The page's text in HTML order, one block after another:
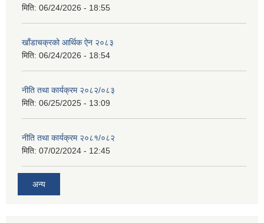
मिति: 06/24/2026 - 18:55
खाँडाचक्रको आर्थिक ऐन २०८३
मिति: 06/24/2026 - 18:54
नीति तथा कार्यक्रम २०८२/०८३
मिति: 06/25/2025 - 13:09
नीति तथा कार्यक्रम २०८१/०८२
मिति: 07/02/2024 - 12:45
अन्य